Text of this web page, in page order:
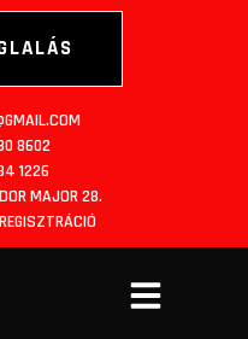
8602
1226
MAJOR 28.